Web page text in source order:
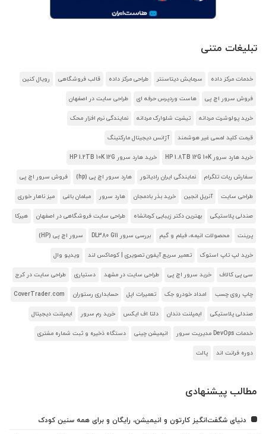
تبلیغات متنی
خدمات مرکز داده سرمایش دیتاسنتر طراحی مرکز داده قالب فروشگاهی رویال کنین
فروش سرور اچ پی هاست وردپرس حرفه ای طراحی سایت در اصفهان
خرید پولوشرت مردانه تیشرت شلوارک مردانه نمایندگی نرم افزار محک
قیمت کلید لمسی غیر هوشمند آژانس دیجیتال مارکتینگ
خرید هارد سرور HP 1.8TB 12G 10K خرید هارد سرور HP 1.2TB 10K 12G
سفارش ربات تلگرام نمایندگی ایران رادیاتور هارد سرور اچ پی (hp) فروش سرور اچ پی
طراحی سایت آنریل انجین خرید بذر بادمجان هارد سرور مبلمان باغی میز ناهار خوری
صندلی پلاستیکی بهترین دکتر زیبایی کرمانشاه طراحی سایت فروشگاهی در اصفهان هیرکا
پرینت محصولات انیمه، فیلم و گیم بررسی سرور DL380 G11 سرور اچ پی (HP)
خرید لپ تاپ استوک تعمیر سریع آیفون تصویری | کوماکس لند ویدیو وال
سی پی کالاف خرید سرور اچ پی طراحی سایت در مشهد دستیاری طراحی سایت در کرج
چاپ روی چسب امداد خودرو جک تعمیرات اپل حسابداری رستوران CoverTrader.com
صندلی پلاستیکی ایمپلنت دندان دلتا اف ایکس خرید رم سرور ایمپلنت دیجیتال
خدمات DevOps مدیریت سرور انیمیشن چینی دستگاه ذخیره و ثبت شماره مشتری
دوره فرانت اند پالت
مطالب پیشنهادی
دنیای شگفت‌انگیز کارتون و انیمیشن، رایگان و برای همه سنین کودک